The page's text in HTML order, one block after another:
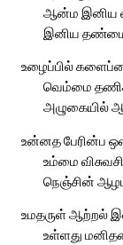
ஆன்ம இனிய
இனிய
உழைப்பில்
வெம்மை
அழுகையில்
உன்னத பேரின்ப
உம்மை
நெஞ்சின் ஆழம்
உமதருள் ஆற்றல்
உள்ளது